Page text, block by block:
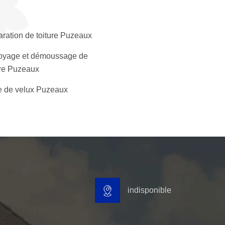
de toiture Puzeaux
et démoussage de
Puzeaux
de velux Puzeaux
indisponible